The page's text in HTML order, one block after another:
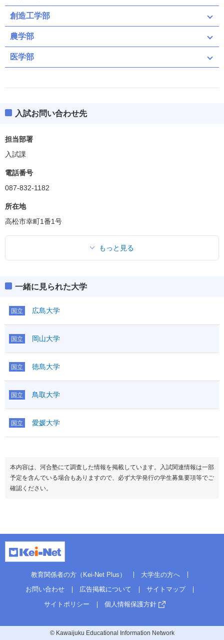
創造工学部
農学部
医学部
入試お問い合わせ先
担当部署
入試課
電話番号
087-832-1182
所在地
高松市幸町1番1号
もっと見る
一緒に見られた大学
国立 広島大学
国立 岡山大学
国立 徳島大学
国立 鳥取大学
国立 愛媛大学
本内容は、河合塾にて調査した情報を掲載しています。入試関連情報は一部
予定を含んでいる場合もありますので、必ず大学発行の学生募集要項等でご
確認ください。
教育関係者の方（Kei-Net Plus）
大学生の方へ
お問い合わせ
広告掲載について
サイトマップ
サイトポリシー
個人情報保護方針
© Kawaijuku Educational Information Network